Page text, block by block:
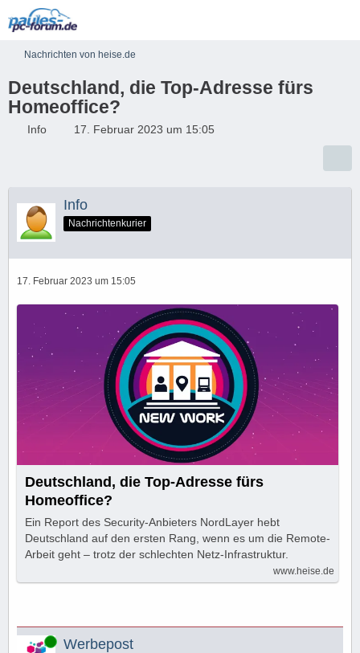
Nachrichten von heise.de
Deutschland, die Top-Adresse fürs
Homeoffice?
Info 17. Februar 2023 um 15:05
Info
Nachrichtenkurier
17. Februar 2023 um 15:05
Deutschland, die Top-Adresse fürs
Homeoffice?
Ein Report des Security-Anbieters NordLayer hebt
Deutschland auf den ersten Rang, wenn es um die Remote-
Arbeit geht – trotz der schlechten Netz-Infrastruktur.
www.heise.de
Online Werbepost